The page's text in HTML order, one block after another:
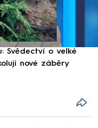
Svědectví o velké
nové záběry